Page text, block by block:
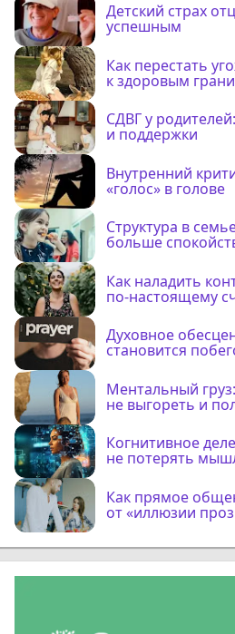
Детский страх
успешным
Как перестать
к здоровым
СДВГ у
и поддержки
Внутренний
«голос» в голове
Структура в
больше
Как наладить
по-настоящему
Духовное
становится
Ментальный
не выгореть и
Когнитивное
не потерять
Как прямое
от «иллюзии